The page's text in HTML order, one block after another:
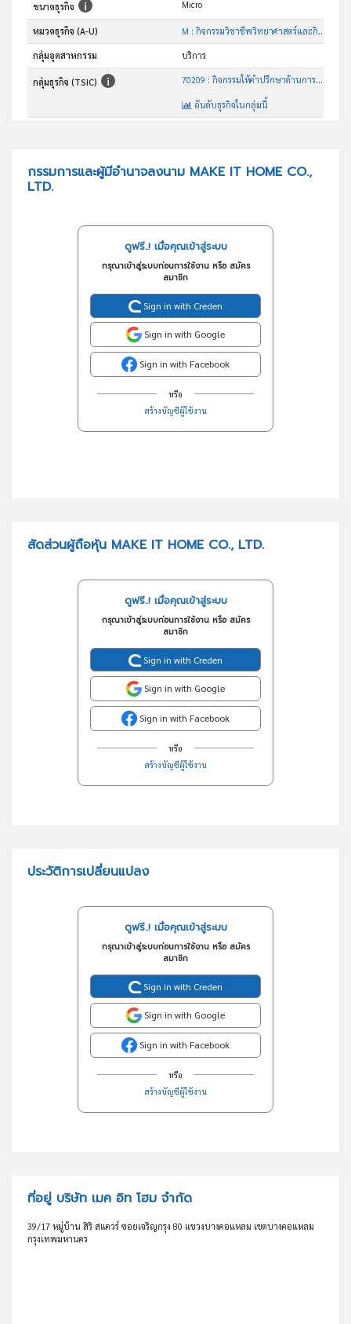
ขนาดธุรกิจ Micro
หมวดธุรกิจ (A-U) M : กิจกรรมวิชาชีพวิทยาศาสตร์และกิจกรรมทาง วิชาการ
กลุ่มอุตสาหกรรม บริการ
กลุ่มธุรกิจ (TSIC) 70209 : กิจกรรมให้คำปรึกษาด้านการบริหารจัดการอื่นๆซึ่งมิได้จัด ประเภทไว้ในที่อื่น
อันดับธุรกิจในกลุ่มนี้
กรรมการและผู้มีอำนาจลงนาม MAKE IT HOME CO.,
LTD.
ดูฟรี..! เมื่อคุณเข้าสู่ระบบ
กรุณาเข้าสู่ระบบก่อนการใช้งาน หรือ สมัคร
สมาชิก
Sign in with Creden
Sign in with Google
Sign in with Facebook
หรือ
สร้างบัญชีผู้ใช้งาน
สัดส่วนผู้ถือหุ้น MAKE IT HOME CO., LTD.
ดูฟรี..! เมื่อคุณเข้าสู่ระบบ
กรุณาเข้าสู่ระบบก่อนการใช้งาน หรือ สมัคร
สมาชิก
Sign in with Creden
Sign in with Google
Sign in with Facebook
หรือ
สร้างบัญชีผู้ใช้งาน
ประวัติการเปลี่ยนแปลง
ดูฟรี..! เมื่อคุณเข้าสู่ระบบ
กรุณาเข้าสู่ระบบก่อนการใช้งาน หรือ สมัคร
สมาชิก
Sign in with Creden
Sign in with Google
Sign in with Facebook
หรือ
สร้างบัญชีผู้ใช้งาน
ที่อยู่ บริษัท เมค อิท โฮม จำกัด
39/17 หมู่บ้าน สิริ สแควร์ ซอยเจริญกรุง 80 แขวงบางคอแหลม เขตบางคอแหลม
กรุงเทพมหานคร